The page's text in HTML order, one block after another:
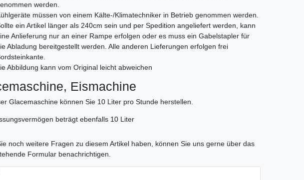
werden.
müssen von einem Kälte-/Klimatechniker in Betrieb genommen werden.
ein Artikel länger als 240cm sein und per Spedition angeliefert werden, kann
Anlieferung nur an einer Rampe erfolgen oder es muss ein Gabelstapler für
Abladung bereitgestellt werden. Alle anderen Lieferungen erfolgen frei
Abbildung kann vom Original leicht abweichen
Eismachine
Glacemaschine können Sie 10 Liter pro Stunde herstellen.
beträgt ebenfalls 10 Liter
noch weitere Fragen zu diesem Artikel haben, können Sie uns gerne über das
Formular benachrichtigen.